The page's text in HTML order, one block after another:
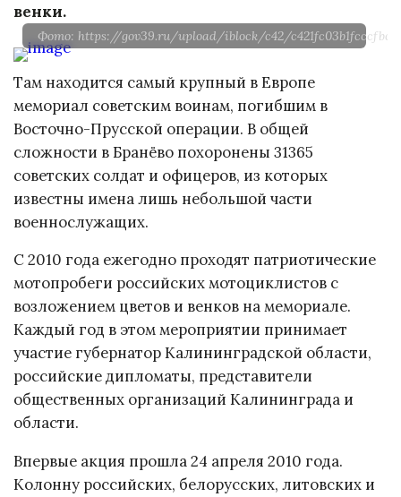
венки.
Фото: https://gov39.ru/upload/iblock/c42/
Там находится самый крупный в Европе
мемориал советским воинам, погибшим в
Восточно-Прусской операции. В общей
сложности в Бранёво похоронены 31365
советских солдат и офицеров, из которых
известны имена лишь небольшой части
военнослужащих.
С 2010 года ежегодно проходят патриотические
мотопробеги российских мотоциклистов с
возложением цветов и венков на мемориале.
Каждый год в этом мероприятии принимает
участие губернатор Калининградской области,
российские дипломаты, представители
общественных организаций Калининграда и
области.
Впервые акция прошла 24 апреля 2010 года.
Колонну российских, белорусских, литовских и